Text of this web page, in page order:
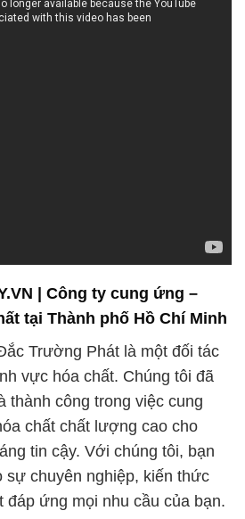
| Công ty cung ứng –
tại Thành phố Hồ Chí Minh
Trường Phát là một đối tác
vực hóa chất. Chúng tôi đã
thành công trong việc cung
chất chất lượng cao cho
tin cậy. Với chúng tôi, bạn
sự chuyên nghiệp, kiến thức
đáp ứng mọi nhu cầu của bạn.